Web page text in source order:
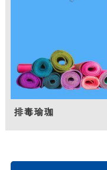
排毒瑜珈